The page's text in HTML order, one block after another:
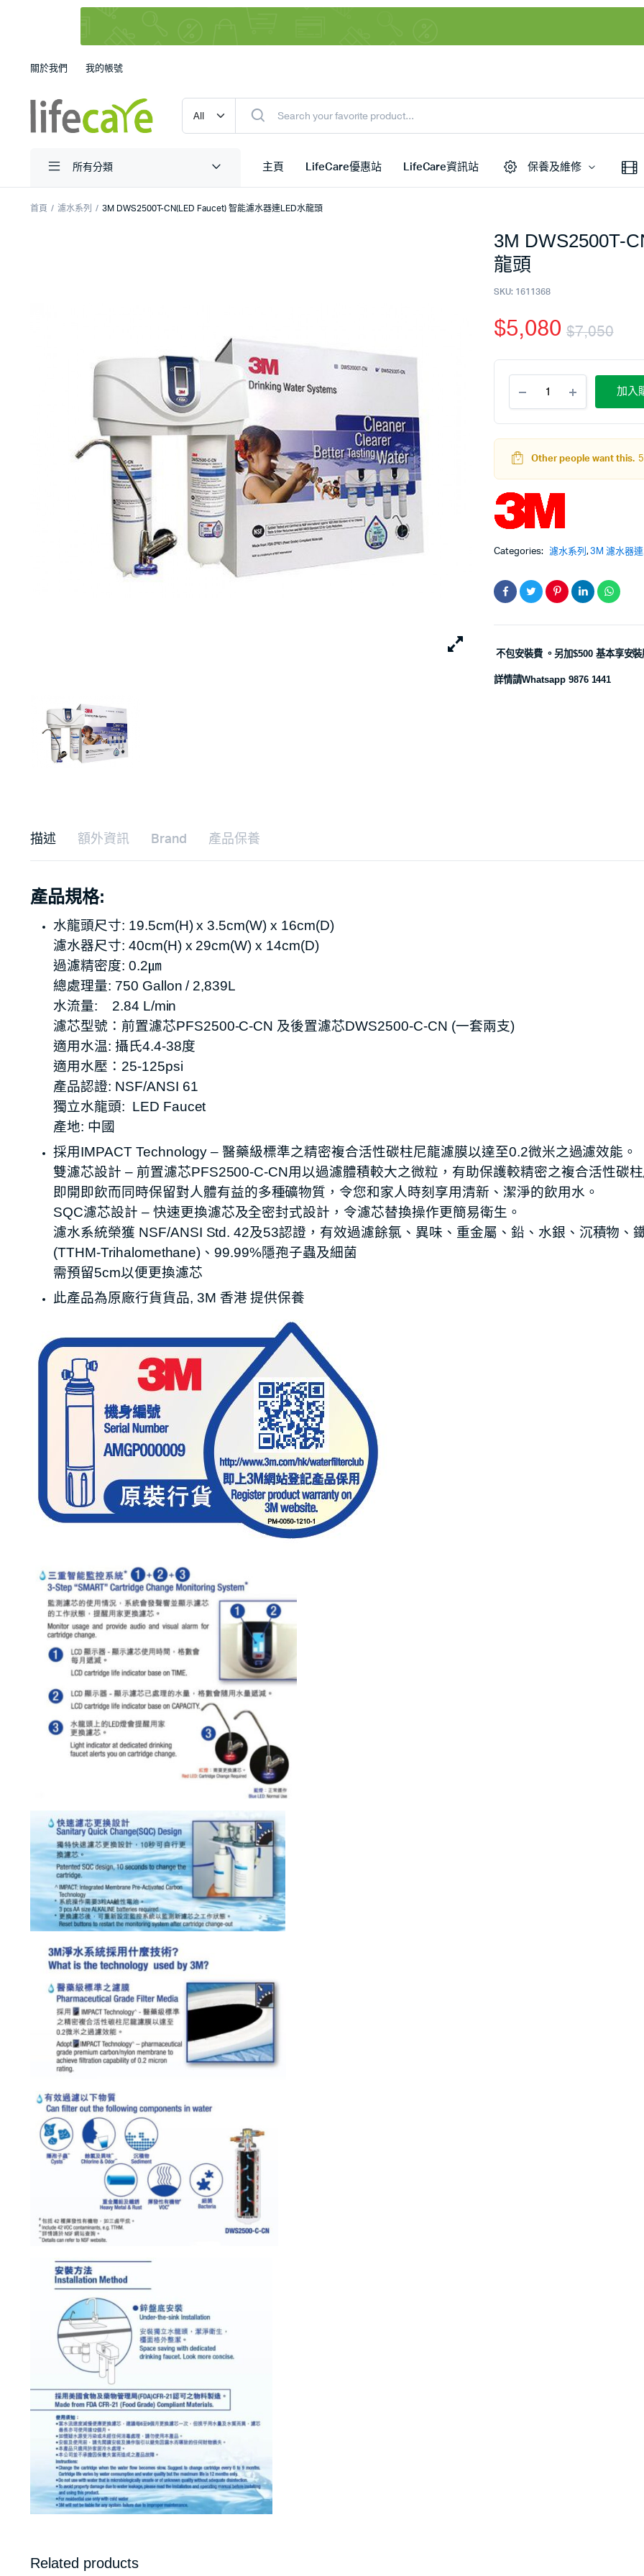
關於我們 我的帳號
所有分類 主頁 LifeCare優惠站 LifeCare資訊站 保養及維修
首頁 濾水系列 3M DWS2500T-CN(LED Faucet) 智能濾水器連LED水龍頭
3M DWS2500T-
龍頭
SKU: 1611368
$7,050
$5,080
加入
Other people want this.
Categories: 濾水系列 ,3M 濾水器
不包安裝費 。另加$500 基本享安
詳情請Whatsapp 9876 1441
描述 額外資訊 Brand 產品保養
產品規格:
水龍頭尺寸: 19.5cm(H) x 3.5cm(W) x 16cm(D)
濾水器尺寸: 40cm(H) x 29cm(W) x 14cm(D)
過濾精密度: 0.2㎛
總處理量: 750 Gallon / 2,839L
水流量: 2.84 L/min
濾芯型號：前置濾芯PFS2500-C-CN 及後置濾芯DWS2500-C-CN (一套兩支)
適用水温: 攝氏4.4-38度
適用水壓：25-125psi
產品認證: NSF/ANSI 61
獨立水龍頭: LED Faucet
產地: 中國
採用IMPACT Technology – 醫藥級標準之精密複合活性碳柱尼龍濾膜以達至0.2微米之過濾效能。
雙濾芯設計 – 前置濾芯PFS2500-C-CN用以過濾體積較大之微粒，有助保護較精密之複合活性碳
即開即飲而同時保留對人體有益的多種礦物質，令您和家人時刻享用清新、潔淨的飲用水。
SQC濾芯設計 – 快速更換濾芯及全密封式設計，令濾芯替換操作更簡易衛生。
濾水系統榮獲 NSF/ANSI Std. 42及53認證，有效過濾餘氯、異味、重金屬、鉛、水銀、沉積物、
(TTHM-Trihalomethane)、99.99%隱孢子蟲及細菌
需預留5cm以便更換濾芯
此產品為原廠行貨貨品, 3M 香港 提供保養
Related products